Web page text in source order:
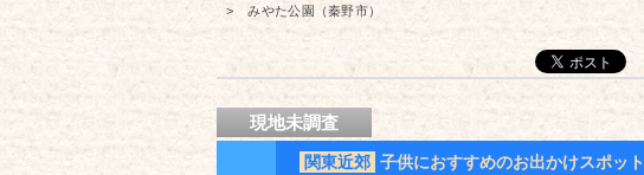
みやた公園（秦野市）
現地未調査
関東近郊 子供におすすめのお出かけスポット